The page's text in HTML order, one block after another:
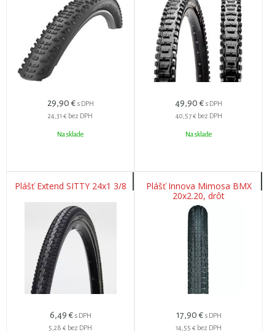
Čierny TLR
29,90 € s DPH
24,31 € bez DPH
Na sklade
Terra
49,90 € s DPH
40,57 € bez DPH
Na sklade
Plášť Extend SITTY 24x1 3/8
6,49 € s DPH
5,28 € bez DPH
Plášť Innova Mimosa BMX
20x2.20, drôt
17,90 € s DPH
14,55 € bez DPH